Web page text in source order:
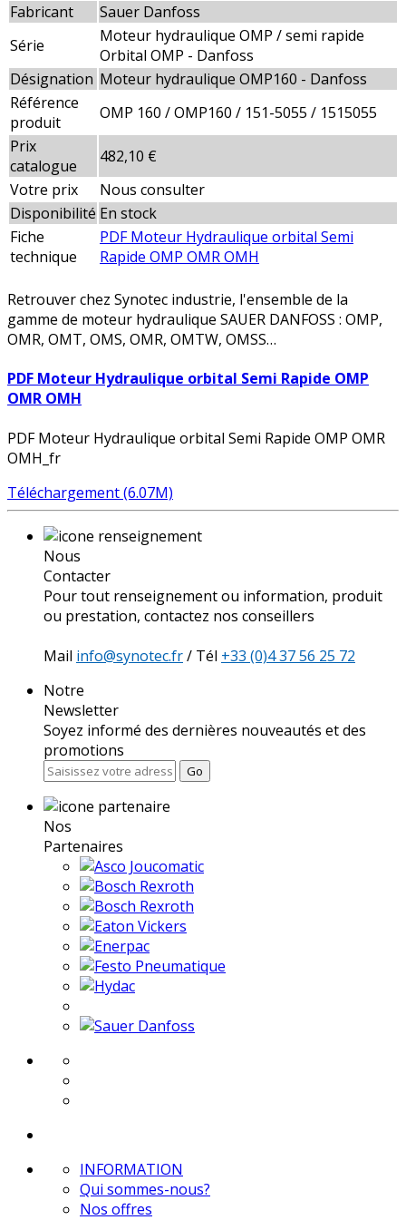
Fabricant
Sauer Danfoss
Série
Moteur hydraulique OMP / semi rapide
Orbital OMP - Danfoss
Désignation Moteur hydraulique OMP160 - Danfoss
Référence
produit
OMP 160 / OMP160 / 151-5055 / 1515055
Prix
catalogue
482,10 €
Votre prix
Nous consulter
Disponibilité En stock
Fiche
technique
PDF Moteur Hydraulique orbital Semi
Rapide OMP OMR OMH
Retrouver chez Synotec industrie, l'ensemble de la
gamme de moteur hydraulique SAUER DANFOSS : OMP,
OMR, OMT, OMS, OMR, OMTW, OMSS…
PDF Moteur Hydraulique orbital Semi Rapide OMP
OMR OMH
PDF Moteur Hydraulique orbital Semi Rapide OMP OMR
OMH_fr
Téléchargement (6.07M)
Nous
Contacter
Pour tout renseignement ou information, produit
ou prestation, contactez nos conseillers
Mail info@synotec.fr/ Tél +33 (0)4 37 56 25 72
Notre
Newsletter
Soyez informé des dernières nouveautés et des
promotions
Go
Nos
Partenaires
INFORMATION
Qui sommes-nous?
Nos offres